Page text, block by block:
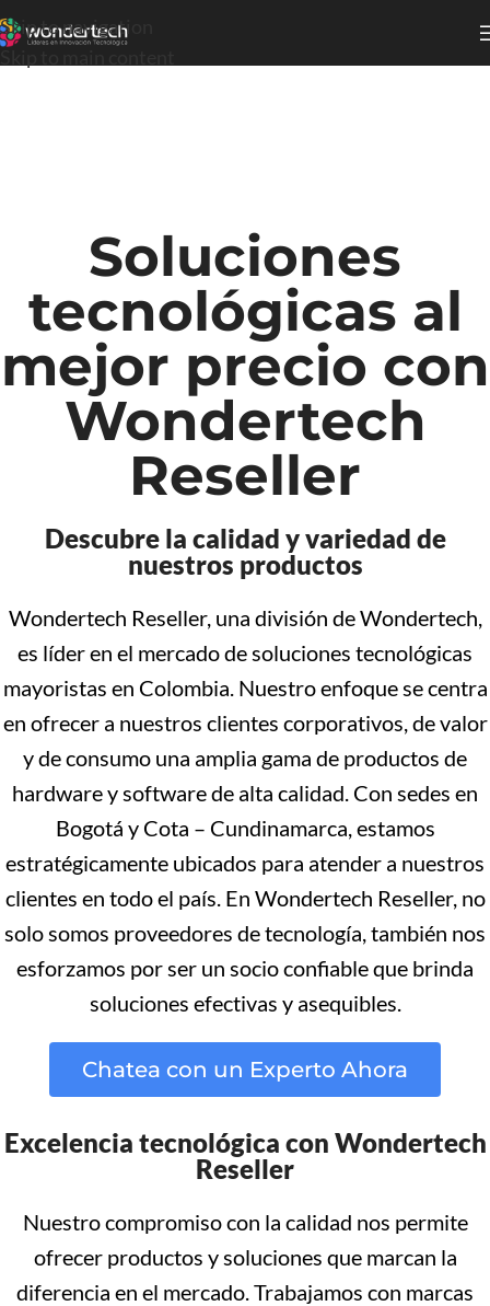
Skip to navigation
Soluciones
tecnológicas al
mejor precio con
Wondertech
Reseller
Descubre la calidad y variedad de
nuestros productos
Wondertech Reseller, una división de Wondertech,
es líder en el mercado de soluciones tecnológicas
mayoristas en Colombia. Nuestro enfoque se centra
en ofrecer a nuestros clientes corporativos, de valor
y de consumo una amplia gama de productos de
hardware y software de alta calidad. Con sedes en
Bogotá y Cota – Cundinamarca, estamos
estratégicamente ubicados para atender a nuestros
clientes en todo el país. En Wondertech Reseller, no
solo somos proveedores de tecnología, también nos
esforzamos por ser un socio confiable que brinda
soluciones efectivas y asequibles.
Chatea con un Experto Ahora
Excelencia tecnológica con Wondertech
Reseller
Nuestro compromiso con la calidad nos permite
ofrecer productos y soluciones que marcan la
diferencia en el mercado. Trabajamos con marcas